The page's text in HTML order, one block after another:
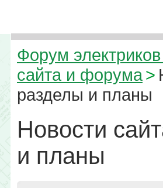
Форум электриков
сайта и форума>
разделы и планы
Новости
и планы